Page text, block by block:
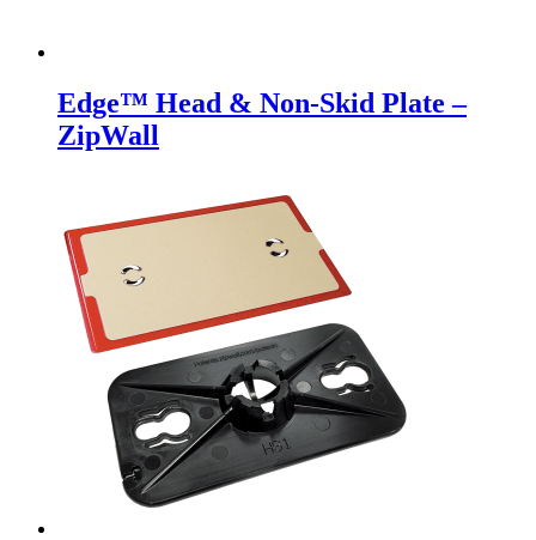
Edge™ Head & Non-Skid Plate –
ZipWall